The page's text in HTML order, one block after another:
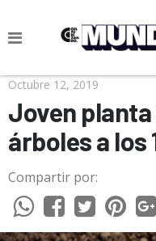
NOTICIAS
CULTURA POP
CIENCIA Y TECNOLOGÍA
VIDA
SOCIEDAD
Octubre 12, 2019
Joven planta
árboles a los
Compartir por: